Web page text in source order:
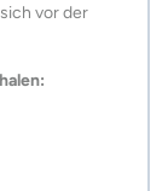
vor der